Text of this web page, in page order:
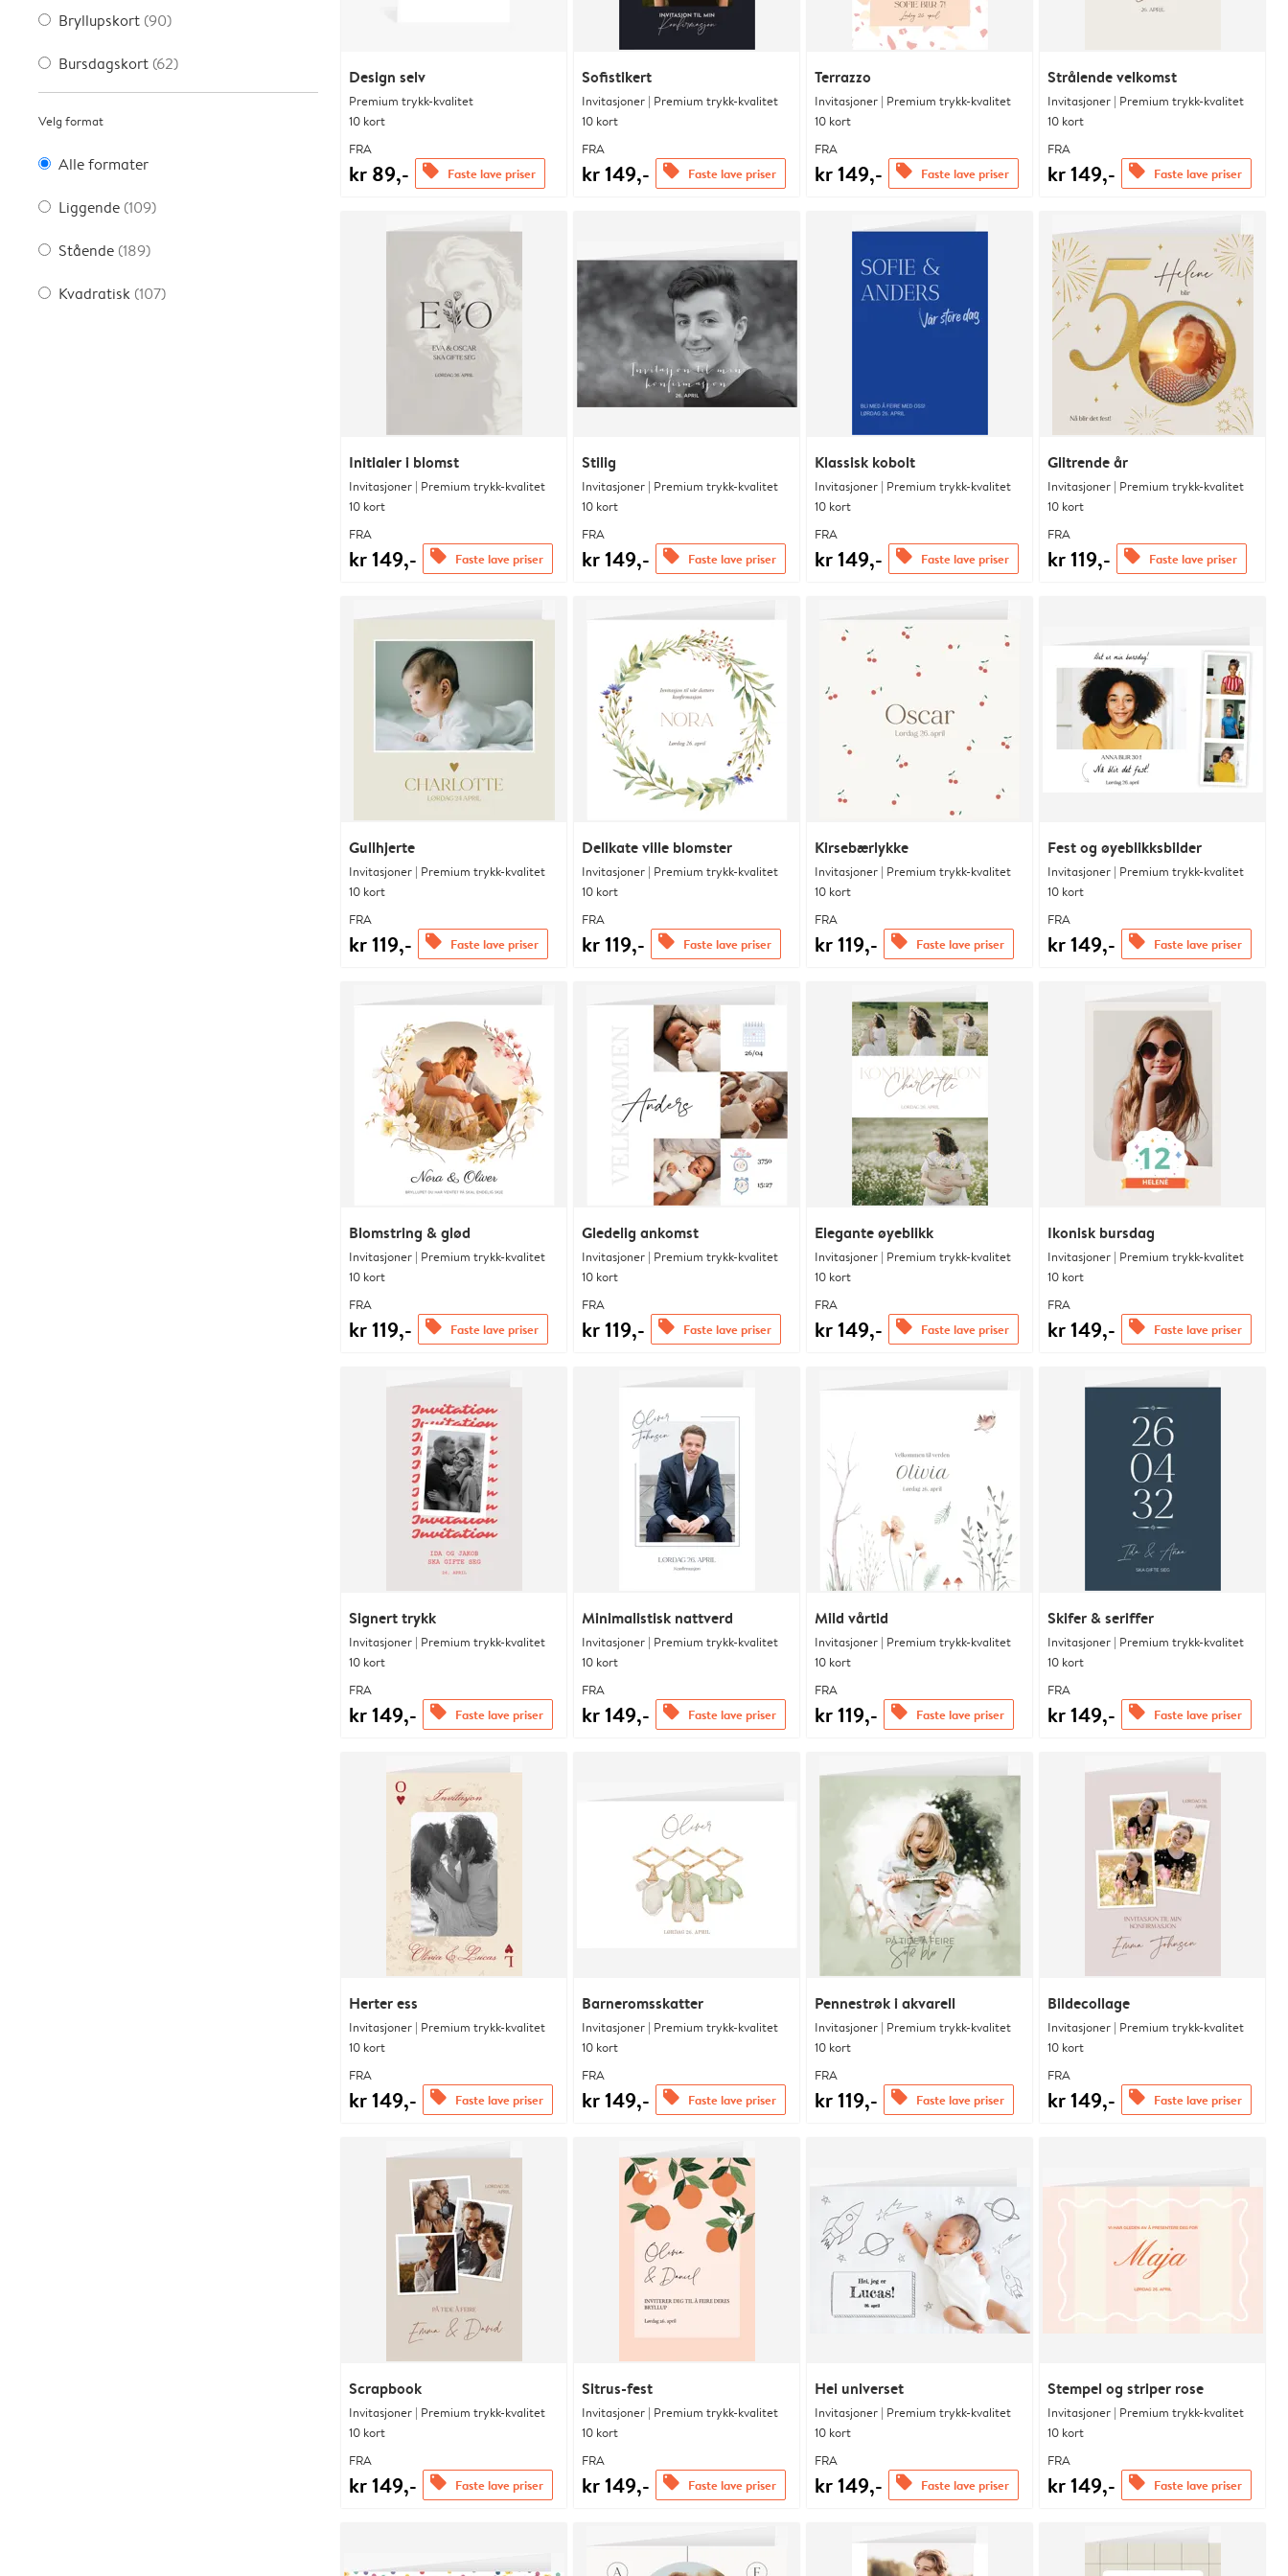
Bryllupskort (90)
Bursdagskort (62)
Velg format
Alle formater
Liggende (109)
Stående (189)
Kvadratisk (107)
Design selv
Premium trykk-kvalitet
10 kort
FRA
kr 89,- offers Faste lave priser
Sofistikert
Invitasjoner | Premium trykk-kvalitet
10 kort
FRA
kr 149,- offers Faste lave priser
Terrazzo
Invitasjoner | Premium trykk-kvalitet
10 kort
FRA
kr 149,- offers Faste lave priser
Strålende velkomst
Invitasjoner | Premium trykk-kvalitet
10 kort
FRA
kr 149,- offers Faste lave priser
Initialer i blomst
Invitasjoner | Premium trykk-kvalitet
10 kort
FRA
kr 149,- offers Faste lave priser
Stilig
Invitasjoner | Premium trykk-kvalitet
10 kort
FRA
kr 149,- offers Faste lave priser
Klassisk kobolt
Invitasjoner | Premium trykk-kvalitet
10 kort
FRA
kr 149,- offers Faste lave priser
Glitrende år
Invitasjoner | Premium trykk-kvalitet
10 kort
FRA
kr 119,- offers Faste lave priser
Gullhjerte
Invitasjoner | Premium trykk-kvalitet
10 kort
FRA
kr 119,- offers Faste lave priser
Delikate ville blomster
Invitasjoner | Premium trykk-kvalitet
10 kort
FRA
kr 119,- offers Faste lave priser
Kirsebærlykke
Invitasjoner | Premium trykk-kvalitet
10 kort
FRA
kr 119,- offers Faste lave priser
Fest og øyeblikksbilder
Invitasjoner | Premium trykk-kvalitet
10 kort
FRA
kr 149,- offers Faste lave priser
Blomstring & glød
Invitasjoner | Premium trykk-kvalitet
10 kort
FRA
kr 119,- offers Faste lave priser
Gledelig ankomst
Invitasjoner | Premium trykk-kvalitet
10 kort
FRA
kr 119,- offers Faste lave priser
Elegante øyeblikk
Invitasjoner | Premium trykk-kvalitet
10 kort
FRA
kr 149,- offers Faste lave priser
Ikonisk bursdag
Invitasjoner | Premium trykk-kvalitet
10 kort
FRA
kr 149,- offers Faste lave priser
Signert trykk
Invitasjoner | Premium trykk-kvalitet
10 kort
FRA
kr 149,- offers Faste lave priser
Minimalistisk nattverd
Invitasjoner | Premium trykk-kvalitet
10 kort
FRA
kr 149,- offers Faste lave priser
Mild vårtid
Invitasjoner | Premium trykk-kvalitet
10 kort
FRA
kr 119,- offers Faste lave priser
Skifer & seriffer
Invitasjoner | Premium trykk-kvalitet
10 kort
FRA
kr 149,- offers Faste lave priser
Herter ess
Invitasjoner | Premium trykk-kvalitet
10 kort
FRA
kr 149,- offers Faste lave priser
Barneromsskatter
Invitasjoner | Premium trykk-kvalitet
10 kort
FRA
kr 149,- offers Faste lave priser
Pennestrøk i akvarell
Invitasjoner | Premium trykk-kvalitet
10 kort
FRA
kr 119,- offers Faste lave priser
Bildecollage
Invitasjoner | Premium trykk-kvalitet
10 kort
FRA
kr 149,- offers Faste lave priser
Scrapbook
Invitasjoner | Premium trykk-kvalitet
10 kort
FRA
kr 149,- offers Faste lave priser
Sitrus-fest
Invitasjoner | Premium trykk-kvalitet
10 kort
FRA
kr 149,- offers Faste lave priser
Hei universet
Invitasjoner | Premium trykk-kvalitet
10 kort
FRA
kr 149,- offers Faste lave priser
Stempel og striper rose
Invitasjoner | Premium trykk-kvalitet
10 kort
FRA
kr 149,- offers Faste lave priser